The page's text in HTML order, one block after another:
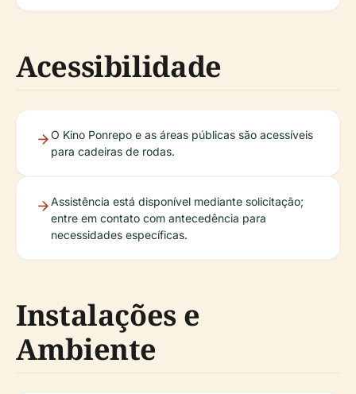
Acessibilidade
O Kino Ponrepo e as áreas públicas são acessíveis
para cadeiras de rodas.
Assistência está disponível mediante solicitação;
entre em contato com antecedência para
necessidades específicas.
Instalações e
Ambiente